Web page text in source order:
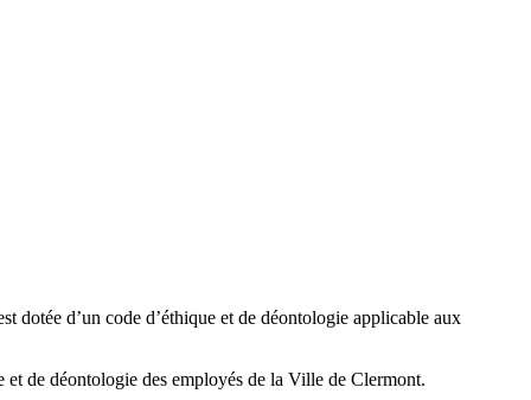
dotée d’un code d’éthique et de déontologie applicable aux
de déontologie des employés de la Ville de Clermont.